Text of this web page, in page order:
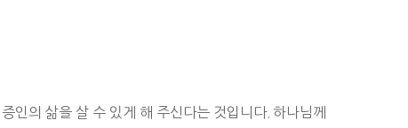
인의 삶을 살 수 있게 해 주신다는 것입니다. 하나님께